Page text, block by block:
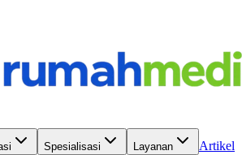
Spesialisasi Layanan Artikel